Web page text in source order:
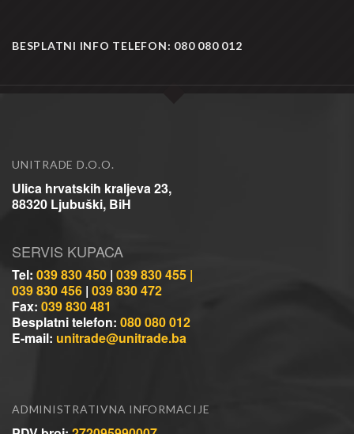
BESPLATNI INFO TELEFON: 080 080 012
UNITRADE D.O.O.
Ulica hrvatskih kraljeva 23,
88320 Ljubuški, BiH
SERVIS KUPACA
Tel: 039 830 450 | 039 830 455 |
039 830 456 | 039 830 472
Fax: 039 830 481
Besplatni telefon: 080 080 012
E-mail: unitrade@unitrade.ba
ADMINISTRATIVNA INFORMACIJE